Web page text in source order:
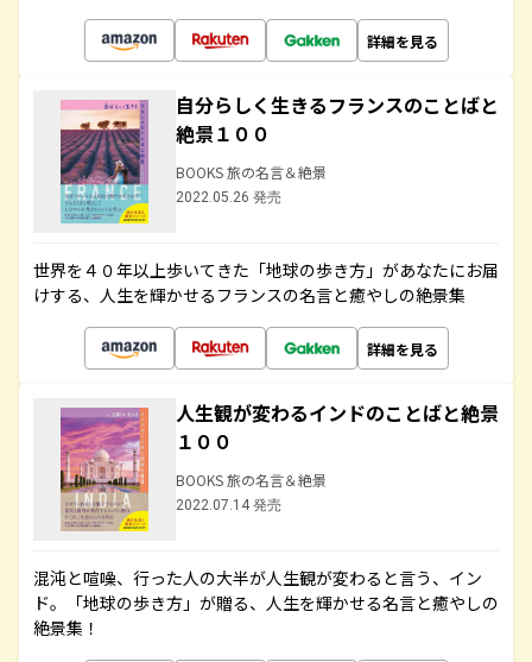
詳細を見る
自分らしく生きるフランスのことばと
絶景１００
BOOKS 旅の名言＆絶景
2022.05.26 発売
世界を４０年以上歩いてきた「地球の歩き方」があなたにお届
けする、人生を輝かせるフランスの名言と癒やしの絶景集
詳細を見る
人生観が変わるインドのことばと絶景
１００
BOOKS 旅の名言＆絶景
2022.07.14 発売
混沌と喧噪、行った人の大半が人生観が変わると言う、イン
ド。「地球の歩き方」が贈る、人生を輝かせる名言と癒やしの
絶景集！